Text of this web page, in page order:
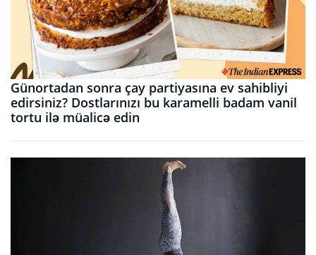
Günortadan sonra çay partiyasına ev sahibliyi
edirsiniz? Dostlarınızı bu karamelli badam vanil
tortu ilə müalicə edin